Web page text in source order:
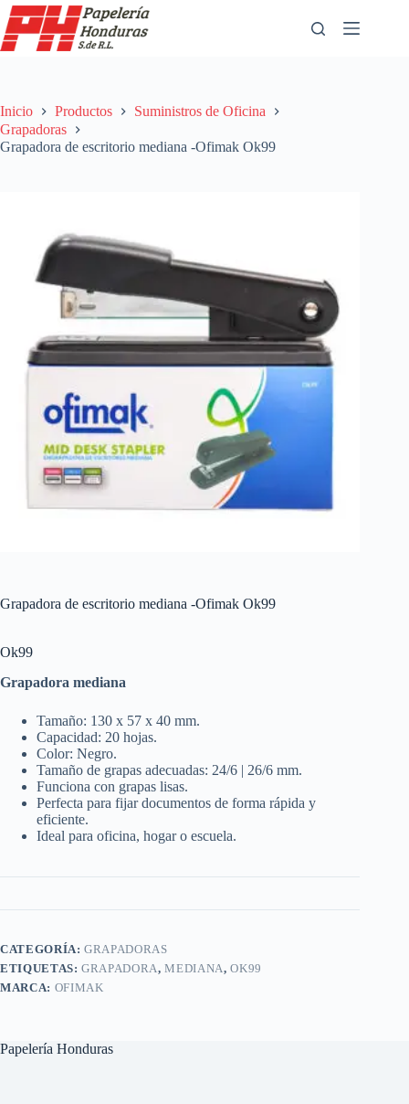
Saltar
al
contenido
Inicio Productos
Suministros de Oficina
Grapadoras
Grapadora de escritorio mediana -Ofimak Ok99
Grapadora de escritorio mediana -Ofimak Ok99
Ok99
Grapadora mediana
Tamaño: 130 x 57 x 40 mm.
Capacidad: 20 hojas.
Color: Negro.
Tamaño de grapas adecuadas: 24/6 | 26/6 mm.
Funciona con grapas lisas.
Perfecta para fijar documentos de forma rápida y
eficiente.
Ideal para oficina, hogar o escuela.
CATEGORÍA:GRAPADORAS
ETIQUETAS:GRAPADORA,MEDIANA,OK99
MARCA: OFIMAK
Papelería Honduras